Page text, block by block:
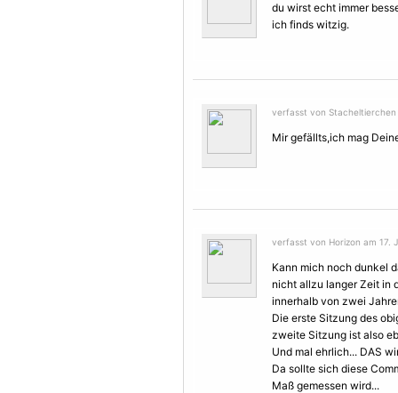
du wirst echt immer
ich finds witzig.
verfasst von Stacheltierchen
Mir gefällts,ich mag
verfasst von Horizon am 17.
Kann mich noch dunkel
nicht allzu langer Zeit in
innerhalb von zwei
Die erste Sitzung des
zweite Sitzung ist also
Und mal ehrlich... DAS
Da sollte sich diese
Maß gemessen wird...